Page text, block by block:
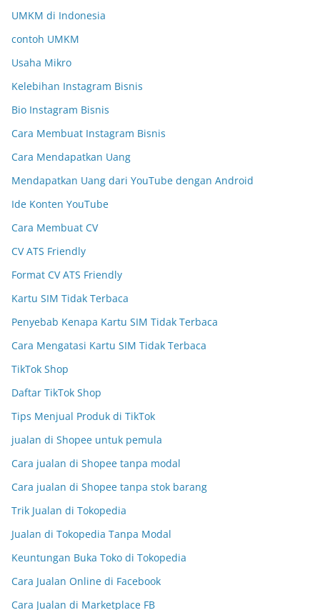
UMKM di Indonesia
contoh UMKM
Usaha Mikro
Kelebihan Instagram Bisnis
Bio Instagram Bisnis
Cara Membuat Instagram Bisnis
Cara Mendapatkan Uang
Mendapatkan Uang dari YouTube dengan Android
Ide Konten YouTube
Cara Membuat CV
CV ATS Friendly
Format CV ATS Friendly
Kartu SIM Tidak Terbaca
Penyebab Kenapa Kartu SIM Tidak Terbaca
Cara Mengatasi Kartu SIM Tidak Terbaca
TikTok Shop
Daftar TikTok Shop
Tips Menjual Produk di TikTok
jualan di Shopee untuk pemula
Cara jualan di Shopee tanpa modal
Cara jualan di Shopee tanpa stok barang
Trik Jualan di Tokopedia
Jualan di Tokopedia Tanpa Modal
Keuntungan Buka Toko di Tokopedia
Cara Jualan Online di Facebook
Cara Jualan di Marketplace FB